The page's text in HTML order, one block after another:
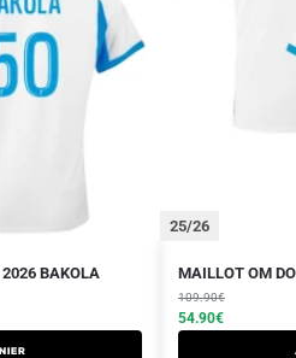
BAKOLA
25/26
MAILLOT OM
109.90€
Le
prix
initial
était :
54.90€
Le
prix
actuel
est :
Ce
produit
a